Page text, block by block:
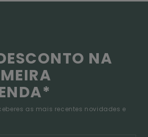
NA
as mais recentes novidades e